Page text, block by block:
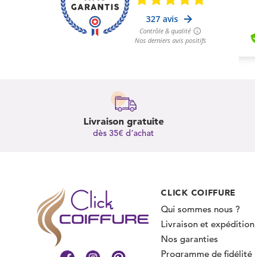
Livraison gratuite
dès 35€ d’achat
CLICK COIFFURE
Qui sommes nous ?
Livraison et expédition
Nos garanties
Programme de fidélité